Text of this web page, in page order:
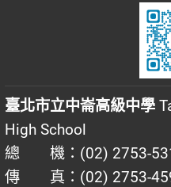
臺北市立中崙高級中學
High School
總 機：(02) 2753-
傳 真：(02) 2753-